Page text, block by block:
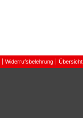
Widerrufsbelehrung